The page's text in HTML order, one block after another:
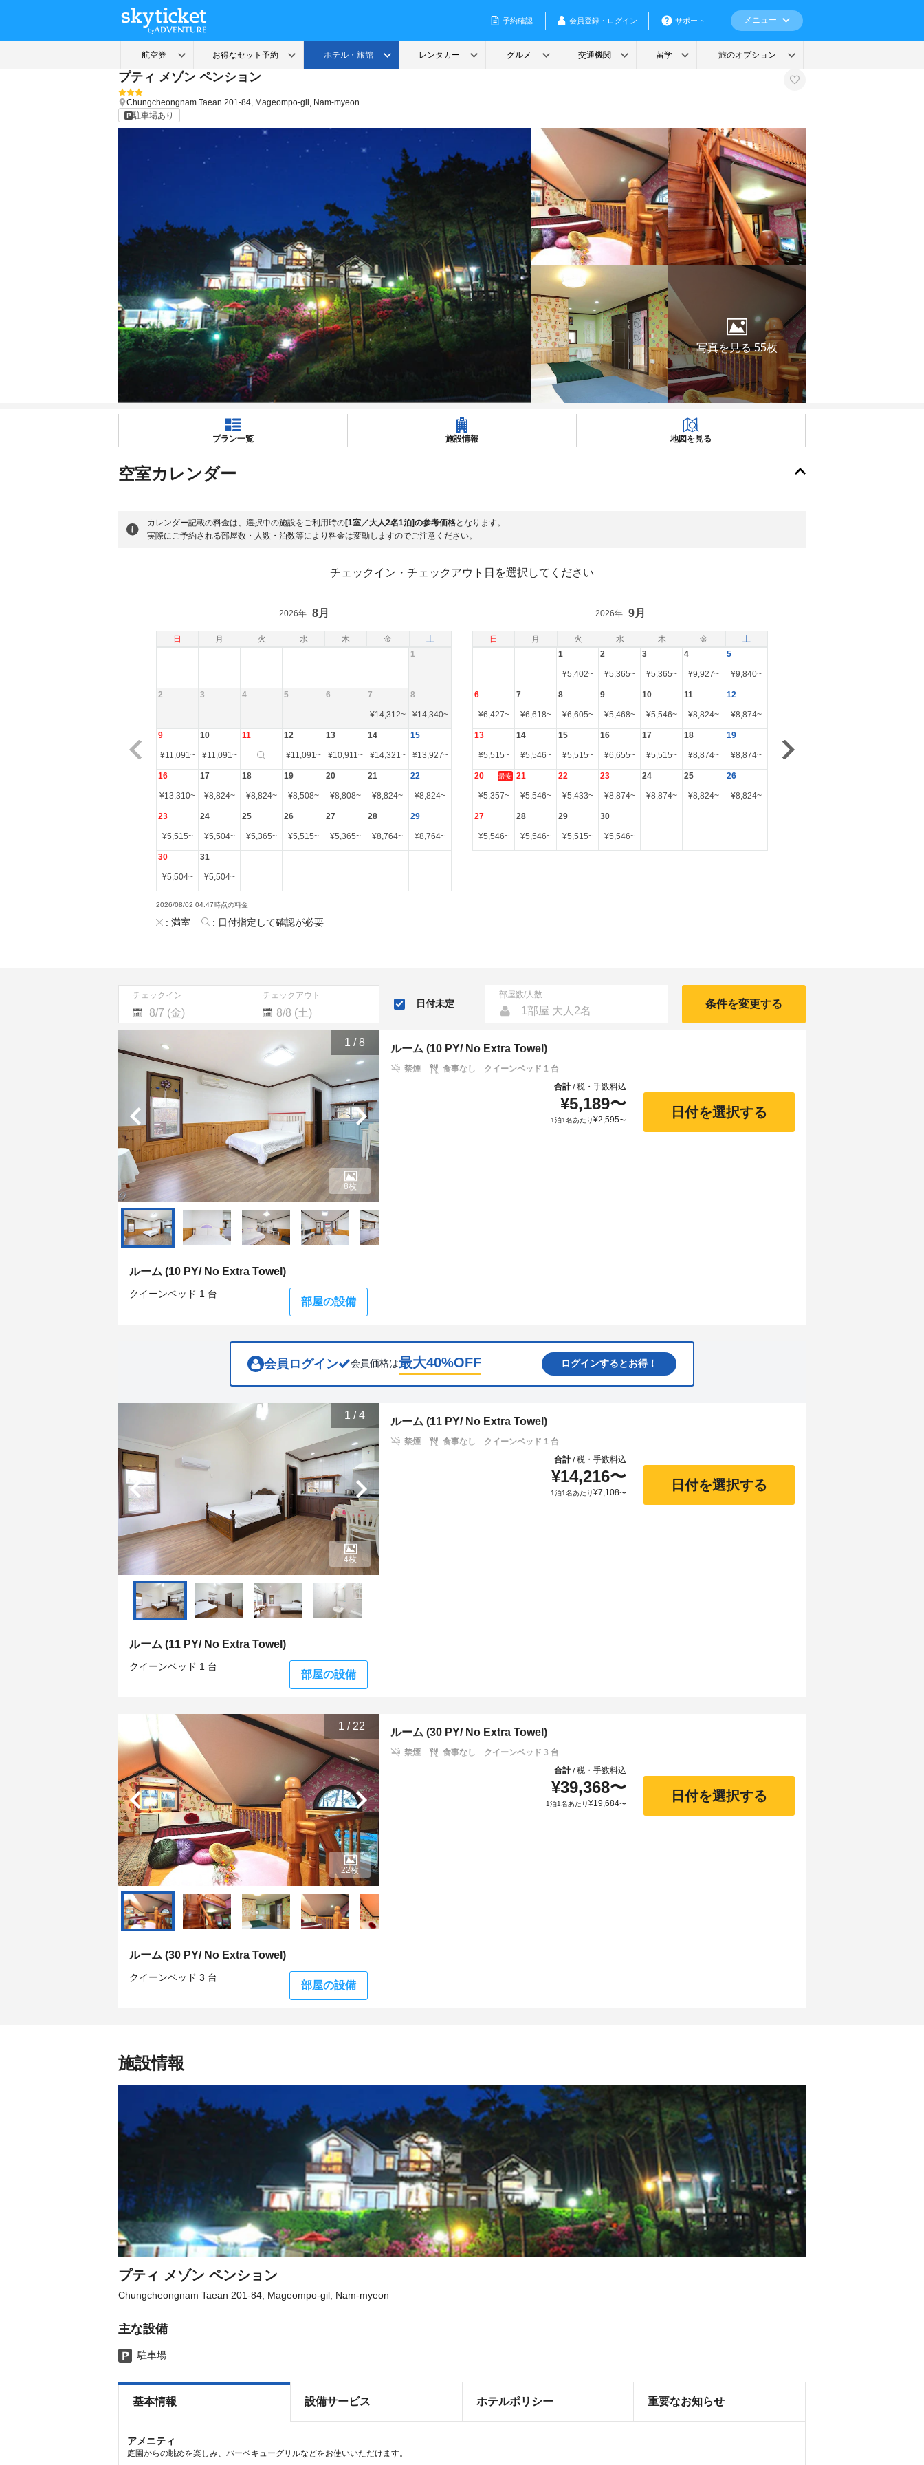
プティ メゾン ペンション
Chungcheongnam Taean 201-84, Mageompo-gil, Nam-myeon
駐車場あり
写真を見る 55枚
プラン一覧 施設情報 地図を見る
空室カレンダー
カレンダー記載の料金は、選択中の施設をご利用時の[1室／大人2名1泊]の参考価格となります。
実際にご予約される部屋数・人数・泊数等により料金は変動しますのでご注意ください。
チェックイン・チェックアウト日を選択してください
日 月 火 水 木 金 土 日 月 火 水 木 金 土
2026年 8月
1
2 3 4 5 6 7
¥14,312~
8
¥14,340~
9
¥11,091~
10
¥11,091~
11 12
¥11,091~
13
¥10,911~
14
¥14,321~
15
¥13,927~
16
¥13,310~
17
¥8,824~
18
¥8,824~
19
¥8,508~
20
¥8,808~
21
¥8,824~
22
¥8,824~
23
¥5,515~
24
¥5,504~
25
¥5,365~
26
¥5,515~
27
¥5,365~
28
¥8,764~
29
¥8,764~
30
¥5,504~
31
¥5,504~
2026年 9月
1
¥5,402~
2
¥5,365~
3
¥5,365~
4
¥9,927~
5
¥9,840~
6
¥6,427~
7
¥6,618~
8
¥6,605~
9
¥5,468~
10
¥5,546~
11
¥8,824~
12
¥8,874~
13
¥5,515~
14
¥5,546~
15
¥5,515~
16
¥6,655~
17
¥5,515~
18
¥8,874~
19
¥8,874~
20 最安
¥5,357~
21
¥5,546~
22
¥5,433~
23
¥8,874~
24
¥8,874~
25
¥8,824~
26
¥8,824~
27
¥5,546~
28
¥5,546~
29
¥5,515~
30
¥5,546~
2026/08/02 04:47時点の料金
: 満室 : 日付指定して確認が必要
チェックイン チェックアウト
Navigate
to
interact
with
calendar
and
select
a
date.
Press
the
question
mark
key
to
get
the
shortcuts
changing
Navigate
to
interact
the
and
select
date.
Press
the
question
mark
key
to
get
shortcuts
changing
日付未定
部屋数/人数
1部屋 大人2名
条件を変更する
1 /8
ルーム (10 PY/ No Extra Towel)
クイーンベッド 1 台
部屋の設備
8枚
ルーム (10 PY/ No Extra Towel)
禁煙 食事なし
クイーンベッド 1 台
合計/税・手数料込
¥5,189〜
1泊1名あたり¥2,595〜
日付を選択する
会員ログイン 会員価格は最大40%OFF ログインするとお得！
1 /4
ルーム (11 PY/ No Extra Towel)
クイーンベッド 1 台
部屋の設備
4枚
ルーム (11 PY/ No Extra Towel)
禁煙 食事なし
クイーンベッド 1 台
合計/税・手数料込
¥14,216〜
1泊1名あたり¥7,108〜
日付を選択する
1 / 22
ルーム (30 PY/ No Extra Towel)
クイーンベッド 3 台
部屋の設備
22枚
ルーム (30 PY/ No Extra Towel)
禁煙 食事なし
クイーンベッド 3 台
合計/税・手数料込
¥39,368〜
1泊1名あたり¥19,684〜
日付を選択する
施設情報
プティ メゾン ペンション
Chungcheongnam Taean 201-84, Mageompo-gil, Nam-myeon
主な設備
駐車場
基本情報 設備サービス ホテルポリシー 重要なお知らせ
アメニティ
庭園からの眺めを楽しみ、バーベキューグリルなどをお使いいただけます。